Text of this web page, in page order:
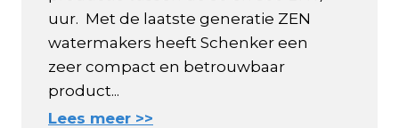
uur. Met de laatste generatie ZEN
watermakers heeft Schenker een
zeer compact en betrouwbaar
product...
Lees meer >>